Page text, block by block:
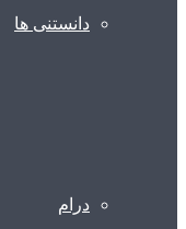
دانستنی ها
درام